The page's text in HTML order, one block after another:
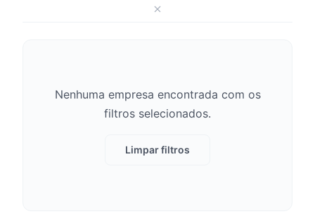
Nenhuma empresa encontrada com os
filtros selecionados.
Limpar filtros